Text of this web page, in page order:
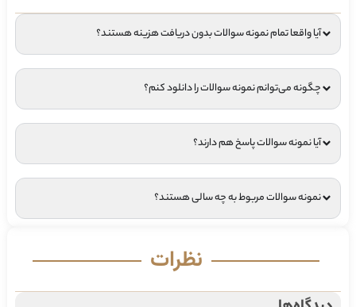
آیا واقعا تمام نمونه سوالات بدون دریافت هزینه هستند؟
چگونه می‌توانم نمونه سوالات را دانلود کنم؟
آیا نمونه سوالات پاسخ هم دارند؟
نمونه سوالات مربوط به چه سالی هستند؟
نظرات